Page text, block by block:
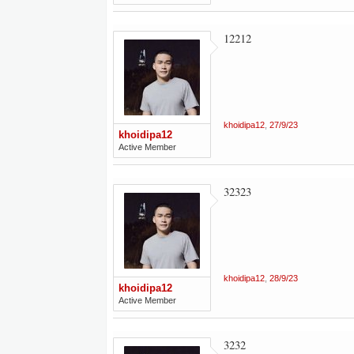
khoidipa12
Active Member
12212
khoidipa12 27/9/23
khoidipa12
Active Member
32323
khoidipa12 28/9/23
3232